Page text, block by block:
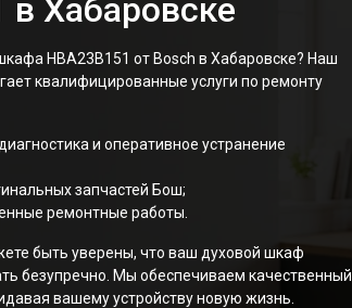
в Хабаровске
HBA23B151 от Bosch в Хабаровске? Наш
квалифицированные услуги по ремонту
и оперативное устранение
запчастей Бош;
ремонтные работы.
быть уверены, что ваш духовой шкаф
безупречно. Мы обеспечиваем качественный
вашему устройству новую жизнь.